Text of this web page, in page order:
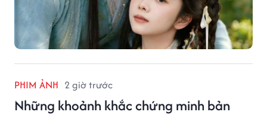
PHIM ẢNH 2 giờ trước
Những khoảnh khắc chứng minh bản